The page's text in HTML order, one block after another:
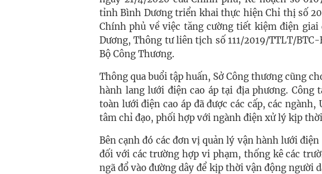
tỉnh Bình Dương triển khai thực hiện Chỉ thị số
Chính phủ về việc tăng cường tiết kiệm điện
Dương, Thông tư liên tịch số 111/2019/TTLT/
Bộ Công Thương.
Thông qua buổi tập huấn, Sở Công thương cũng
hành lang lưới điện cao áp tại địa phương.
toàn lưới điện cao áp đã được các cấp, các
tâm chỉ đạo, phối hợp với ngành điện xử lý kịp
Bên cạnh đó các đơn vị quản lý vận hành lưới
đối với các trường hợp vi phạm, thống kê các
ngã đổ vào đường dây để kịp thời vận động người